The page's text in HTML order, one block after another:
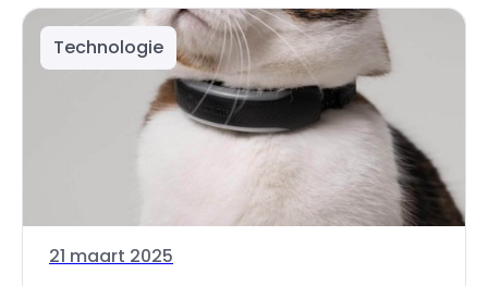
Technologie
21 maart 2025